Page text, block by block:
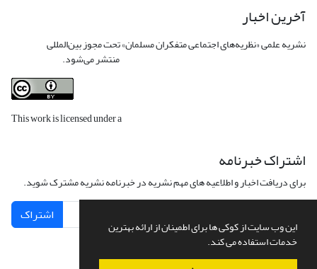
این وب سایت از کوکی ها برای اطمینان از ارائه بهترین
خدمات استفاده می کند.
آخرین اخبار
نشریه علمی «نظریه‌های اجتماعی متفکران مسلمان» تحت مجوز بین‌المللی
منتشر می‌شود.
This work is licensed under a
اشتراک خبرنامه
برای دریافت اخبار و اطلاعیه های مهم نشریه در خبرنامه نشریه مشترک شوید.
اشتراک